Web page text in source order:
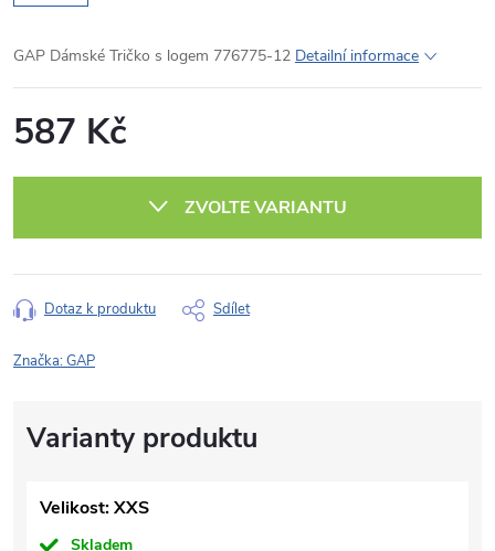
GAP Dámské Tričko s logem 776775-12 Detailní informace
587 Kč
ZVOLTE VARIANTU
Dotaz k produktu Sdílet
Značka:GAP
Velikost: XXS
Skladem